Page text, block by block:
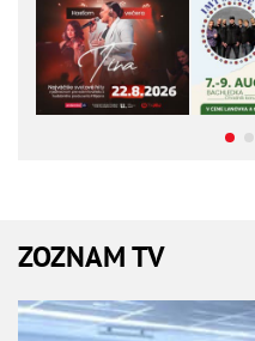
ZOZNAM TV